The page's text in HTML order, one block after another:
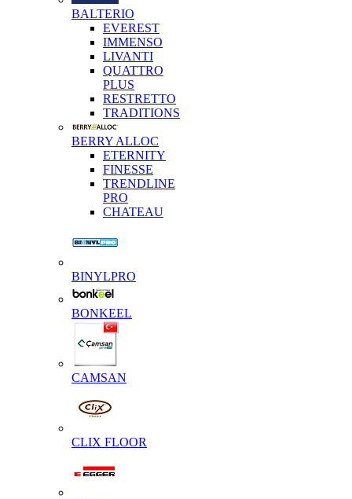
BALTERIO
EVEREST
IMMENSO
LIVANTI
QUATTRO
PLUS
RESTRETTO
TRADITIONS
BERRY ALLOC
ETERNITY
FINESSE
TRENDLINE
PRO
CHATEAU
BINYLPRO
BONKEEL
CAMSAN
CLIX FLOOR